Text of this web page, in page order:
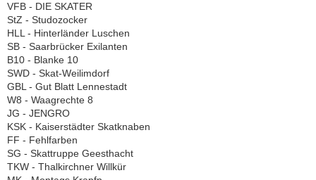
VFB - DIE SKATER
StZ - Studozocker
HLL - Hinterländer Luschen
SB - Saarbrücker Exilanten
B10 - Blanke 10
SWD - Skat-Weilimdorf
GBL - Gut Blatt Lennestadt
W8 - Waagrechte 8
JG - JENGRO
KSK - Kaiserstädter Skatknaben
FF - Fehlfarben
SG - Skattruppe Geesthacht
TKW - Thalkirchner Willkür